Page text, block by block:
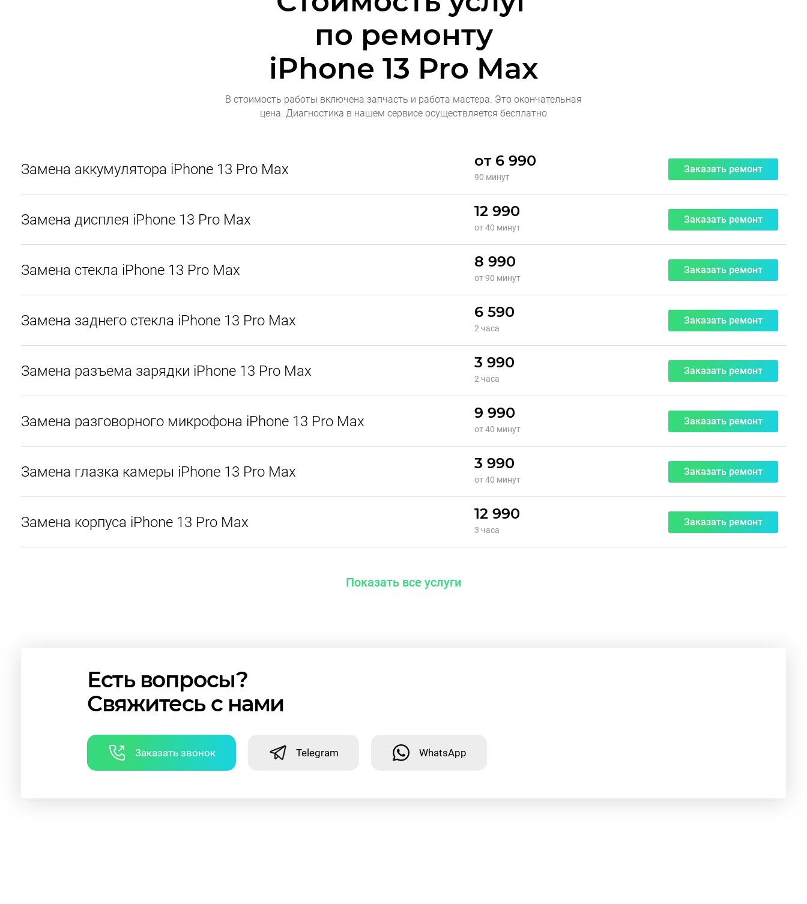
по ремонту
iPhone 13 Pro Max
В стоимость работы включена запчасть и работа мастера. Это окончательная
цена. Диагностика в нашем сервисе осуществляется бесплатно
Замена аккумулятора iPhone 13 Pro Max от 6 990
90 минут
Заказать ремонт
Замена дисплея iPhone 13 Pro Max 12 990
от 40 минут
Заказать ремонт
Замена стекла iPhone 13 Pro Max 8 990
от 90 минут
Заказать ремонт
Замена заднего стекла iPhone 13 Pro Max 6 590
2 часа
Заказать ремонт
Замена разъема зарядки iPhone 13 Pro Max 3 990
2 часа
Заказать ремонт
Замена разговорного микрофона iPhone 13 Pro Max 9 990
от 40 минут
Заказать ремонт
Замена глазка камеры iPhone 13 Pro Max 3 990
от 40 минут
Заказать ремонт
Замена корпуса iPhone 13 Pro Max 12 990
3 часа
Заказать ремонт
Показать все услуги
Есть вопросы?
Свяжитесь с нами
Заказать звонок Telegram WhatsApp